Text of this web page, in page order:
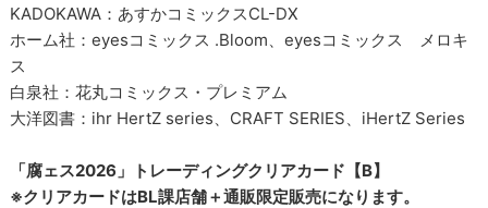
KADOKAWA：あすかコミックスCL-DX
ホーム社：eyesコミックス .Bloom、eyesコミックス メロキ
ス
白泉社：花丸コミックス・プレミアム
大洋図書：ihr HertZ series、CRAFT SERIES、iHertZ Series
「腐ェス2026」トレーディングクリアカード【B】
※クリアカードはBL課店舗＋通販限定販売になります。